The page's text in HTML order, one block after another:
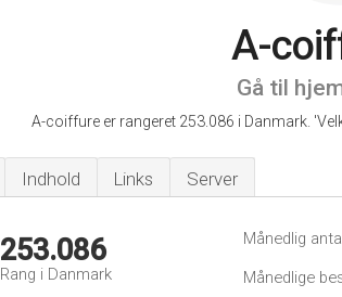
A-
Gå til
A-coiffure er rangeret 253.086 i Danmark.
Indhold Links Server
253.086
Rang i Danmark
Månedlig
Månedlige